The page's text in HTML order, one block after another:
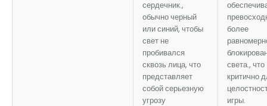
сердечник.,
обычно черный
или синий, чтобы
свет не
пробивался
сквозь лица, что
представляет
собой серьезную
угрозу
более
света., что
критично
игры.